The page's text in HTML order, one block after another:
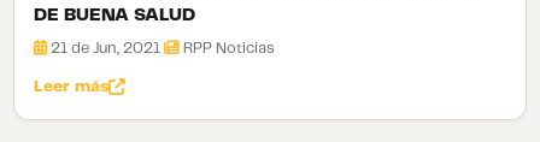
DE BUENA SALUD
21 de Jun, 2021 RPP Noticias
Leer más